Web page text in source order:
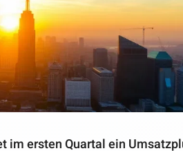
ersten Quartal ein